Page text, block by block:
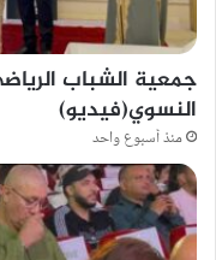
جمعية الشباب
النسوي(فيديو)
منذ أسبوع واحد